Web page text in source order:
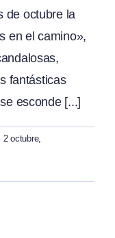
de octubre la
en el camino»,
fantásticas
esconde [...]
2 octubre,